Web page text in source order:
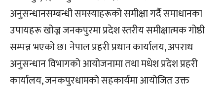
अनुसन्धानसम्बन्धी समस्याहरूको समीक्षा गर्दै समाधानका
उपायहरू खोज्न जनकपुरमा प्रदेश स्तरीय समीक्षात्मक गोष्ठी
सम्पन्न भएको छ। नेपाल प्रहरी प्रधान कार्यालय, अपराध
अनुसन्धान विभागको आयोजनामा तथा मधेश प्रदेश प्रहरी
कार्यालय, जनकपुरधामको सहकार्यमा आयोजित उक्त